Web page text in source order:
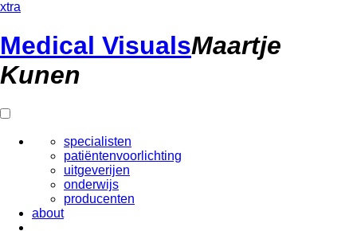
xtra
Medical VisualsMaartje
Kunen
specialisten
patiëntenvoorlichting
uitgeverijen
onderwijs
producenten
about